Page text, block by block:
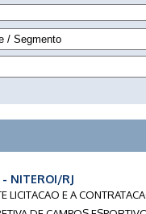
NITEROI/RJ
LICITACAO E A